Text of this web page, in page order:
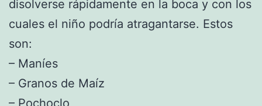
disolverse rápidamente en la boca y con los
cuales el niño podría atragantarse. Estos
son:
– Maníes
– Granos de Maíz
– Pochoclo